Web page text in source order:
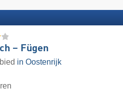
– Fügen
in Oostenrijk